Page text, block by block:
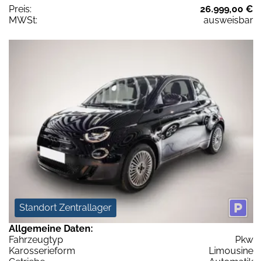
Preis:
26.999,00 €
MWSt:
ausweisbar
Standort Zentrallager
Allgemeine Daten:
Fahrzeugtyp
Pkw
Karosserieform
Limousine